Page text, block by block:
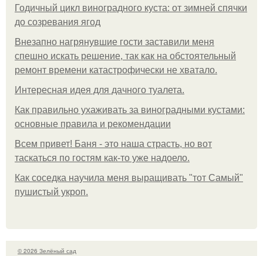
Годичный цикл виноградного куста: от зимней спячки
до созревания ягод
Внезапно нагрянувшие гости заставили меня
спешно искать решение, так как на обстоятельный
ремонт времени катастрофически не хватало.
Интересная идея для дачного туалета.
Как правильно ухаживать за виноградными кустами:
основные правила и рекомендации
Всем привет! Баня - это наша страсть, но вот
таскаться по гостям как-то уже надоело.
Как соседка научила меня выращивать "тот Самый"
пушистый укроп.
© 2026 Зелёный сад